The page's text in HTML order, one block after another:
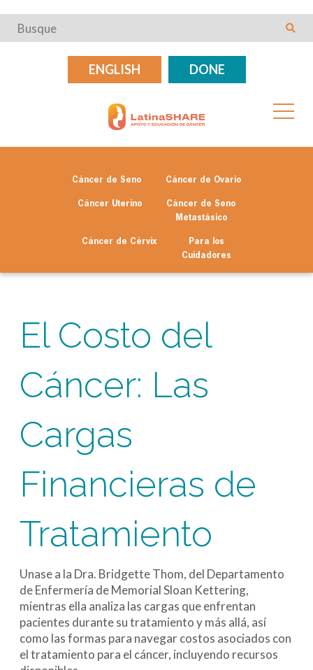
ENGLISH DONE
Cáncer de Seno Cáncer de Ovario
Cáncer Uterino
Cáncer de Seno
Metastásico
Cáncer de Cérvix
Para los
Cuidadores
El Costo del
Cáncer: Las
Cargas
Financieras de
Tratamiento
Unase a la Dra. Bridgette Thom, del Departamento
de Enfermería de Memorial Sloan Kettering,
mientras ella analiza las cargas que enfrentan
pacientes durante su tratamiento y más allá, así
como las formas para navegar costos asociados con
el tratamiento para el cáncer, incluyendo recursos